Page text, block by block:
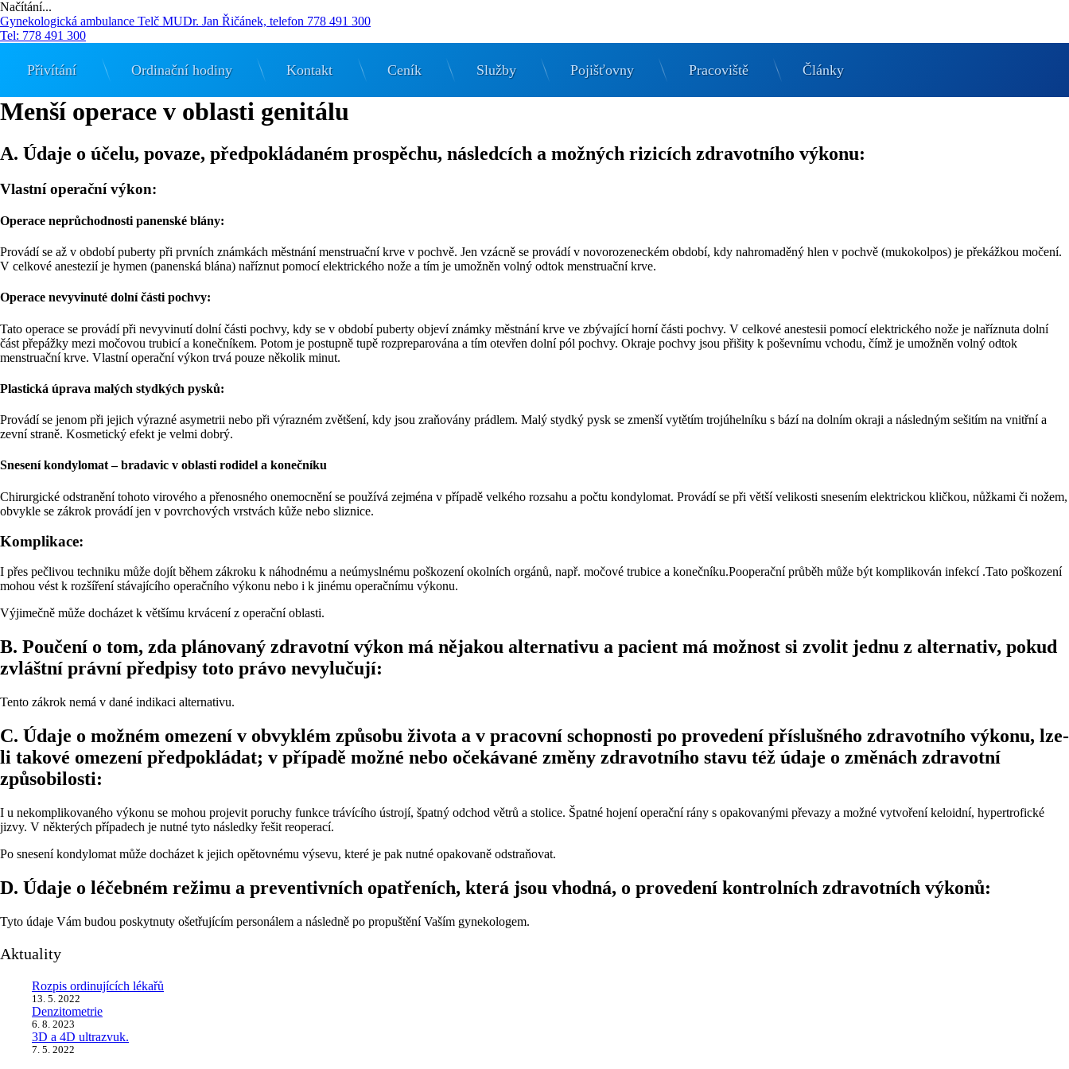
Načítání...
Přejít
k
Gynekologická ambulance Telč MUDr. Jan Řičánek, telefon 778 491 300
Tel: 778 491 300
Přivítání Ordinační hodiny Kontakt Ceník Služby Pojišťovny Pracoviště Články
Menší operace v oblasti genitálu
A. Údaje o účelu, povaze, předpokládaném prospěchu, následcích a možných rizicích zdravotního výkonu:
Vlastní operační výkon:
Operace neprůchodnosti panenské blány:
Provádí se až v období puberty při prvních známkách městnání menstruační krve v pochvě. Jen vzácně se provádí v novorozeneckém období, kdy nahromaděný hlen v pochvě (mukokolpos) je překážkou močení.
V celkové anestezií je hymen (panenská blána) naříznut pomocí elektrického nože a tím je umožněn volný odtok menstruační krve.
Operace nevyvinuté dolní části pochvy:
Tato operace se provádí při nevyvinutí dolní části pochvy, kdy se v období puberty objeví známky městnání krve ve zbývající horní části pochvy. V celkové anestesii pomocí elektrického nože je naříznuta dolní
část přepážky mezi močovou trubicí a konečníkem. Potom je postupně tupě rozpreparována a tím otevřen dolní pól pochvy. Okraje pochvy jsou přišity k poševnímu vchodu, čímž je umožněn volný odtok
menstruační krve. Vlastní operační výkon trvá pouze několik minut.
Plastická úprava malých stydkých pysků:
Provádí se jenom při jejich výrazné asymetrii nebo při výrazném zvětšení, kdy jsou zraňovány prádlem. Malý stydký pysk se zmenší vytětím trojúhelníku s bází na dolním okraji a následným sešitím na vnitřní a
zevní straně. Kosmetický efekt je velmi dobrý.
Snesení kondylomat – bradavic v oblasti rodidel a konečníku
Chirurgické odstranění tohoto virového a přenosného onemocnění se používá zejména v případě velkého rozsahu a počtu kondylomat. Provádí se při větší velikosti snesením elektrickou kličkou, nůžkami či nožem,
obvykle se zákrok provádí jen v povrchových vrstvách kůže nebo sliznice.
Komplikace:
I přes pečlivou techniku může dojít během zákroku k náhodnému a neúmyslnému poškození okolních orgánů, např. močové trubice a konečníku.Pooperační průběh může být komplikován infekcí .Tato poškození
mohou vést k rozšíření stávajícího operačního výkonu nebo i k jinému operačnímu výkonu.
Výjimečně může docházet k většímu krvácení z operační oblasti.
B. Poučení o tom, zda plánovaný zdravotní výkon má nějakou alternativu a pacient má možnost si zvolit jednu z alternativ, pokud
zvláštní právní předpisy toto právo nevylučují:
Tento zákrok nemá v dané indikaci alternativu.
C. Údaje o možném omezení v obvyklém způsobu života a v pracovní schopnosti po provedení příslušného zdravotního výkonu, lze-
li takové omezení předpokládat; v případě možné nebo očekávané změny zdravotního stavu též údaje o změnách zdravotní
způsobilosti:
I u nekomplikovaného výkonu se mohou projevit poruchy funkce trávícího ústrojí, špatný odchod větrů a stolice. Špatné hojení operační rány s opakovanými převazy a možné vytvoření keloidní, hypertrofické
jizvy. V některých případech je nutné tyto následky řešit reoperací.
Po snesení kondylomat může docházet k jejich opětovnému výsevu, které je pak nutné opakovaně odstraňovat.
D. Údaje o léčebném režimu a preventivních opatřeních, která jsou vhodná, o provedení kontrolních zdravotních výkonů:
Tyto údaje Vám budou poskytnuty ošetřujícím personálem a následně po propuštění Vaším gynekologem.
Aktuality
Rozpis ordinujících lékařů
13. 5. 2022
Denzitometrie
6. 8. 2023
3D a 4D ultrazvuk.
7. 5. 2022